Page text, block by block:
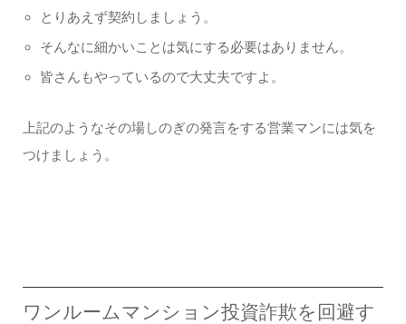
とりあえず契約しましょう。
そんなに細かいことは気にする必要はありません。
皆さんもやっているので大丈夫ですよ。
上記のようなその場しのぎの発言をする営業マンには気を
つけましょう。
ワンルームマンション投資詐欺を回避す